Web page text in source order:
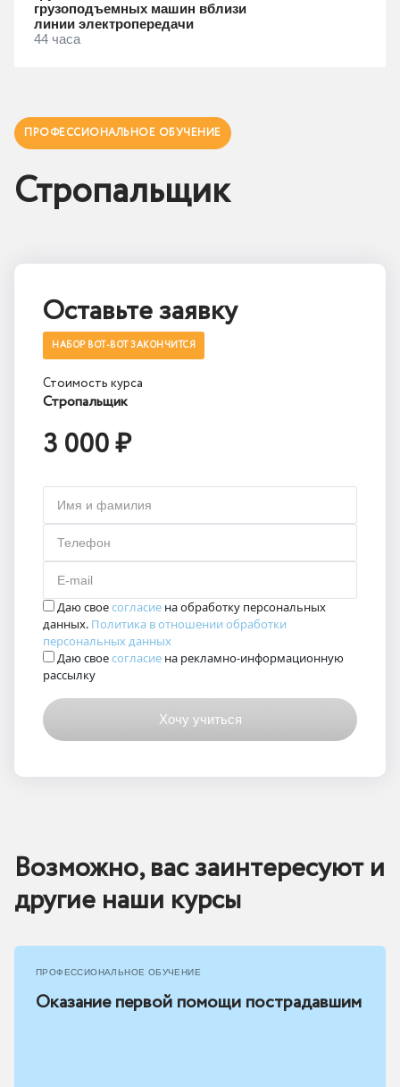
грузоподъемных машин вблизи
линии электропередачи
44 часа
ПРОФЕССИОНАЛЬНОЕ ОБУЧЕНИЕ
Стропальщик
Оставьте заявку
НАБОР ВОТ-ВОТ ЗАКОНЧИТСЯ
Стоимость курса
Стропальщик
3 000 ₽
Имя и фамилия
Телефон
E-mail
Даю своесогласие на обработку персональных
данных. Политика в отношении обработки
персональных данных
Даю своесогласие на рекламно-информационную
рассылку
Возможно, вас заинтересуют и
другие наши курсы
ПРОФЕССИОНАЛЬНОЕ ОБУЧЕНИЕ
Оказание первой помощи пострадавшим